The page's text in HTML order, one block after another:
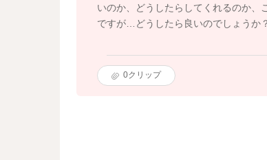
いのか、どうしたらしてくれるのか、
ですが…どうしたら良いのでしょうか
0クリップ